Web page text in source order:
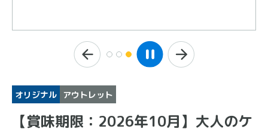
オリジナル アウトレット
【賞味期限：2026年10月】大人のケ